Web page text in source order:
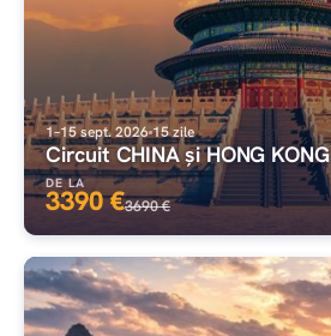
1–15 sept. 202615 zile
Circuit CHINA și HONG KONG
DE LA
3390 €3690 €